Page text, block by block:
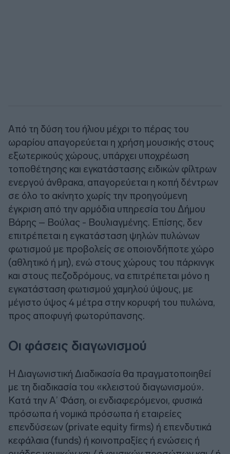
Από τη δύση του ήλιου μέχρι το πέρας του
ωραρίου απαγορεύεται η χρήση μουσικής στους
εξωτερικούς χώρους, υπάρχει υποχρέωση
τοποθέτησης και εγκατάστασης ειδικών φίλτρων
ενεργού άνθρακα, απαγορεύεται η κοπή δέντρων
σε όλο το ακίνητο χωρίς την προηγούμενη
έγκριση από την αρμόδια υπηρεσία του Δήμου
Βάρης – Βούλας - Βουλιαγμένης. Επίσης, δεν
επιτρέπεται η εγκατάσταση ψηλών πυλώνων
φωτισμού με προβολείς σε οποιονδήποτε χώρο
(αθλητικό ή μη), ενώ στους χώρους του πάρκινγκ
και στους πεζοδρόμους, να επιτρέπεται μόνο η
εγκατάσταση φωτισμού χαμηλού ύψους, με
μέγιστο ύψος 4 μέτρα στην κορυφή του πυλώνα,
προς αποφυγή φωτορύπανσης.
Οι φάσεις διαγωνισμού
H Διαγωνιστική Διαδικασία θα πραγματοποιηθεί
με τη διαδικασία του «κλειστού διαγωνισμού».
Κατά την Α’ Φάση, οι ενδιαφερόμενοι, φυσικά
πρόσωπα ή νομικά πρόσωπα ή εταιρείες
επενδύσεων (private equity firms) ή επενδυτικά
κεφάλαια (funds) ή κοινοπραξίες ή ενώσεις ή